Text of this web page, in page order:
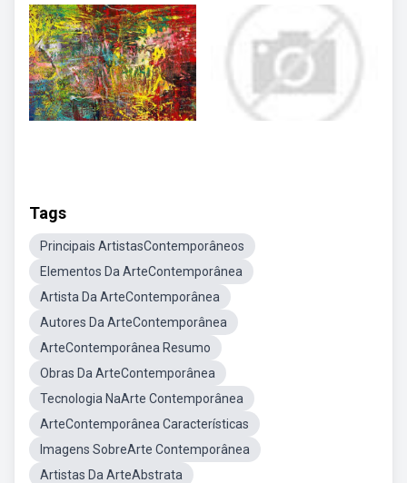
Tags
Principais ArtistasContemporâneos
Elementos Da ArteContemporânea
Artista Da ArteContemporânea
Autores Da ArteContemporânea
ArteContemporânea Resumo
Obras Da ArteContemporânea
Tecnologia NaArte Contemporânea
ArteContemporânea Características
Imagens SobreArte Contemporânea
Artistas Da ArteAbstrata